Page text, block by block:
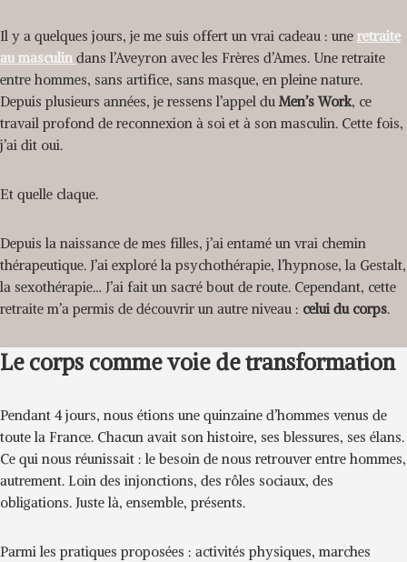
Il y a quelques jours, je me suis offert un vrai cadeau : une retraite
au masculin dans l’Aveyron avec les Frères d’Ames. Une retraite
entre hommes, sans artifice, sans masque, en pleine nature.
Depuis plusieurs années, je ressens l’appel du Men’s Work, ce
travail profond de reconnexion à soi et à son masculin. Cette fois,
j’ai dit oui.
Et quelle claque.
Depuis la naissance de mes filles, j’ai entamé un vrai chemin
thérapeutique. J’ai exploré la psychothérapie, l’hypnose, la Gestalt,
la sexothérapie… J’ai fait un sacré bout de route. Cependant, cette
retraite m’a permis de découvrir un autre niveau : celui du corps.
Le corps comme voie de transformation
Pendant 4 jours, nous étions une quinzaine d’hommes venus de
toute la France. Chacun avait son histoire, ses blessures, ses élans.
Ce qui nous réunissait : le besoin de nous retrouver entre hommes,
autrement. Loin des injonctions, des rôles sociaux, des
obligations. Juste là, ensemble, présents.
Parmi les pratiques proposées : activités physiques, marches